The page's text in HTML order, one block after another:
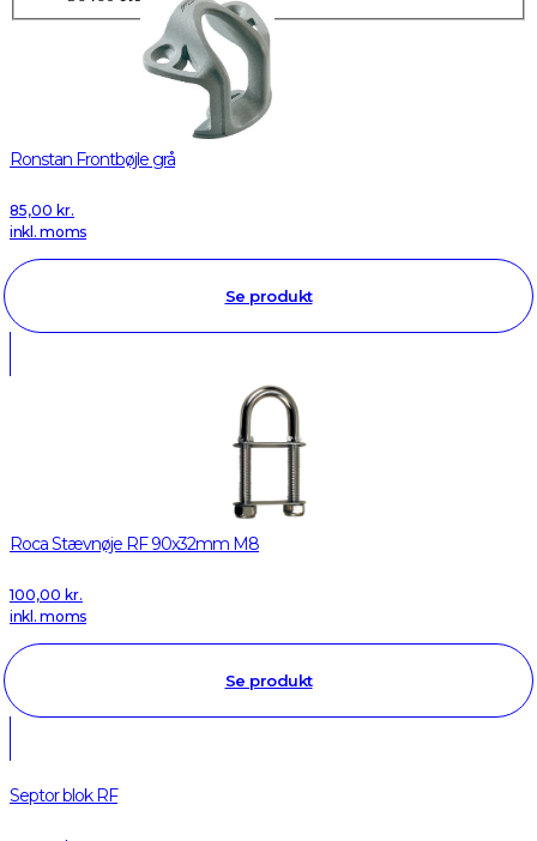
Ronstan Frontbøjle grå
85,00 kr.
inkl. moms
Se produkt
Roca Stævnøje RF 90x32mm M8
100,00 kr.
inkl. moms
Se produkt
Septor blok RF